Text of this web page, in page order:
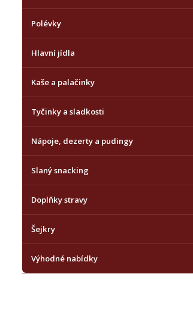
Polévky
Hlavní jídla
Kaše a palačinky
Tyčinky a sladkosti
Nápoje, dezerty a pudingy
Slaný snacking
Doplňky stravy
Šejkry
Výhodné nabídky